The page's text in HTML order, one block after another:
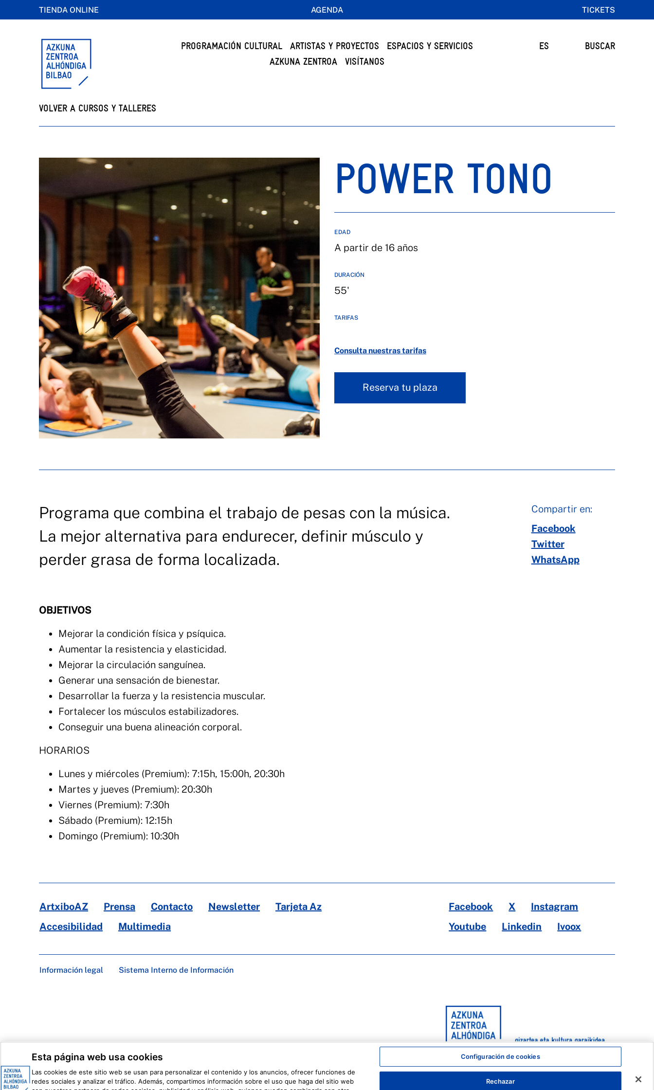
TIENDA ONLINE AGENDA TICKETS
PROGRAMACIÓN CULTURAL ARTISTAS Y PROYECTOS
ESPACIOS Y SERVICIOS
AZKUNA ZENTROA
VISÍTANOS
ES BUSCAR
VOLVER A CURSOS Y TALLERES
POWER TONO
EDAD
A partir de 16 años
DURACIÓN
55'
TARIFAS
Consulta nuestras tarifas
Reserva tu plaza
Programa que combina el trabajo de pesas con la música.
La mejor alternativa para endurecer, definir músculo y
perder grasa de forma localizada.
OBJETIVOS
Mejorar la condición física y psíquica.
Aumentar la resistencia y elasticidad.
Mejorar la circulación sanguínea.
Generar una sensación de bienestar.
Desarrollar la fuerza y la resistencia muscular.
Fortalecer los músculos estabilizadores.
Conseguir una buena alineación corporal.
HORARIOS
Lunes y miércoles (Premium): 7:15h, 15:00h, 20:30h
Martes y jueves (Premium): 20:30h
Viernes (Premium): 7:30h
Sábado (Premium): 12:15h
Domingo (Premium): 10:30h
Compartir en:
Facebook
Twitter
WhatsApp
ArtxiboAZ Prensa Contacto Newsletter
Tarjeta Az
Accesibilidad
Multimedia
Facebook X
Instagram
Youtube
Linkedin Ivoox
Información legal Sistema Interno de Información
Esta página web usa cookies
Las cookies de este sitio web se usan para personalizar el contenido y los anuncios, ofrecer funciones de
redes sociales y analizar el tráfico. Además, compartimos información sobre el uso que haga del sitio web
Configuración de cookies
Rechazar